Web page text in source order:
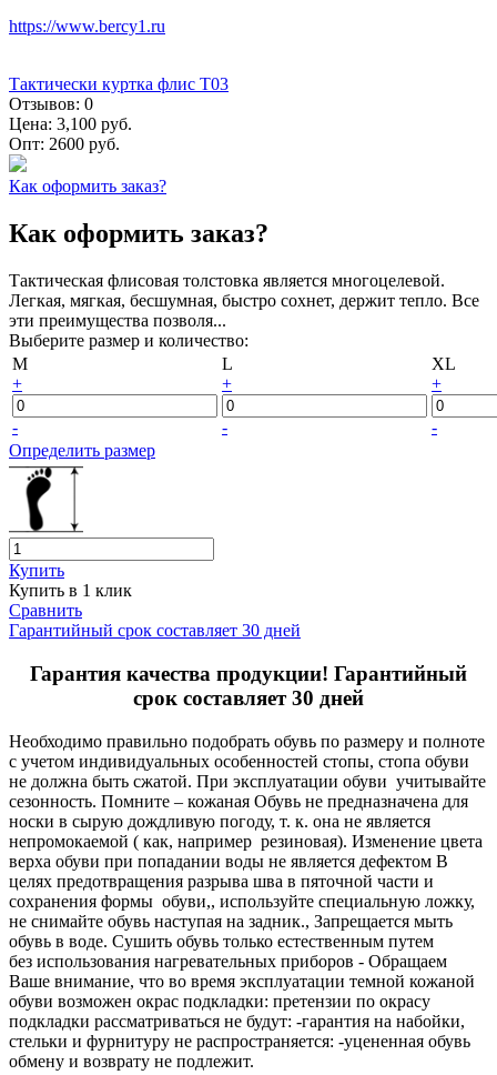
https://www.bercy1.ru
Тактически куртка флис Т03
Отзывов: 0
Цена: 3,100 руб.
Опт: 2600 руб.
Как оформить заказ?
Как оформить заказ?
Тактическая флисовая толстовка является многоцелевой.
Легкая, мягкая, бесшумная, быстро сохнет, держит тепло. Все
эти преимущества позволя...
Выберите размер и количество:
M
+
-
L
+
-
XL
+
-
Определить размер
Купить
Купить в 1 клик
Сравнить
Гарантийный срок составляет 30 дней
Гарантия качества продукции! Гарантийный
срок составляет 30 дней
Необходимо правильно подобрать обувь по размеру и полноте
с учетом индивидуальных особенностей стопы, стопа обуви
не должна быть сжатой. При эксплуатации обуви учитывайте
сезонность. Помните – кожаная Обувь не предназначена для
носки в сырую дождливую погоду, т. к. она не является
непромокаемой ( как, например резиновая). Изменение цвета
верха обуви при попадании воды не является дефектом В
целях предотвращения разрыва шва в пяточной части и
сохранения формы обуви,, используйте специальную ложку,
не снимайте обувь наступая на задник., Запрещается мыть
обувь в воде. Сушить обувь только естественным путем
без использования нагревательных приборов - Обращаем
Ваше внимание, что во время эксплуатации темной кожаной
обуви возможен окрас подкладки: претензии по окрасу
подкладки рассматриваться не будут: -гарантия на набойки,
стельки и фурнитуру не распространяется: -уцененная обувь
обмену и возврату не подлежит.